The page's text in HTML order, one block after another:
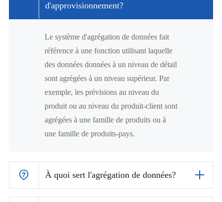
d'approvisionnement?
Le système d'agrégation de données fait
référence à une fonction utilisant laquelle
des données données à un niveau de détail
sont agrégées à un niveau supérieur. Par
exemple, les prévisions au niveau du
produit ou au niveau du produit-client sont
agrégées à une famille de produits ou à
une famille de produits-pays.
À quoi sert l'agrégation de données?